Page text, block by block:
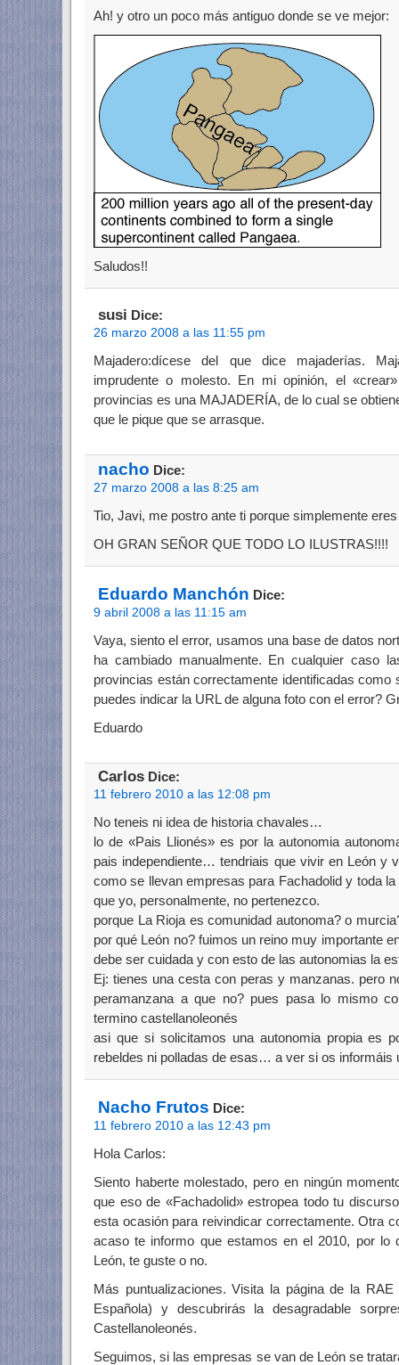
Ah! y otro un poco más antiguo donde se ve mejor:
Saludos!!
susi Dice:
26 marzo 2008 a las 11:55 pm
Majadero:dícese del que dice majaderías.
imprudente o molesto. En mi opinión, el
provincias es una MAJADERÍA, de lo cual se
que le pique que se arrasque.
nacho Dice:
27 marzo 2008 a las 8:25 am
Tio, Javi, me postro ante ti porque simplemente
OH GRAN SEÑOR QUE TODO LO ILUSTRAS!!!!
Eduardo Manchón Dice:
9 abril 2008 a las 11:15 am
Vaya, siento el error, usamos una base de datos
ha cambiado manualmente. En cualquier caso
provincias están correctamente identificadas como
puedes indicar la URL de alguna foto con el error?
Eduardo
Carlos Dice:
11 febrero 2010 a las 12:08 pm
No teneis ni idea de historia chavales…
lo de «Pais Llionés» es por la autonomia
pais independiente… tendriais que vivir en León y
como se llevan empresas para Fachadolid y toda
que yo, personalmente, no pertenezco.
porque La Rioja es comunidad autonoma? o
por qué León no? fuimos un reino muy importante
debe ser cuidada y con esto de las autonomias la
Ej: tienes una cesta con peras y manzanas. pero
peramanzana a que no? pues pasa lo mismo
termino castellanoleonés
asi que si solicitamos una autonomia propia es
rebeldes ni polladas de esas… a ver si os informáis
Nacho Frutos Dice:
11 febrero 2010 a las 12:43 pm
Hola Carlos:
Siento haberte molestado, pero en ningún
que eso de «Fachadolid» estropea todo tu
esta ocasión para reivindicar correctamente. Otra
acaso te informo que estamos en el 2010, por lo
León, te guste o no.
Más puntualizaciones. Visita la página de la
Española) y descubrirás la desagradable
Castellanoleonés.
Seguimos, si las empresas se van de León se